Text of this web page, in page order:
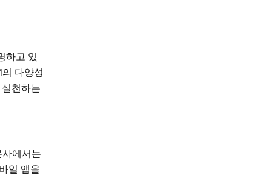
하고 있
다양성
천하는
에서는
일 앱을